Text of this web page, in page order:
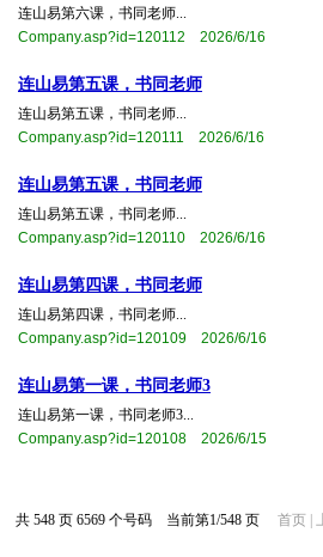
连山易第六课，书同老师...
Company.asp?id=120112 2026/6/16
连山易第五课，书同老师
连山易第五课，书同老师...
Company.asp?id=120111 2026/6/16
连山易第五课，书同老师
连山易第五课，书同老师...
Company.asp?id=120110 2026/6/16
连山易第四课，书同老师
连山易第四课，书同老师...
Company.asp?id=120109 2026/6/16
连山易第一课，书同老师3
连山易第一课，书同老师3...
Company.asp?id=120108 2026/6/15
共 548 页 6569 个号码 当前第1/548 页 首页 |